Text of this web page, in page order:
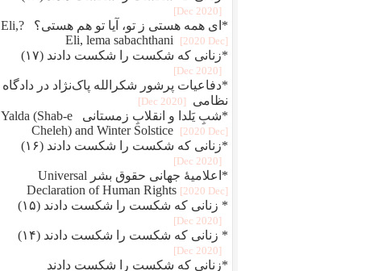
[2020 Dec]
*ای همه هستی ز تو، آیا تو هم هستی؟ ?Eli,
Eli, lema sabachthani
[2020 Dec]
*زنانی که شکست را شکست دادند (۱۷)
[2020 Dec]
*دفاعيات پرشور شکرالله پاک‌نژاد در دادگاه
نظامی
[2020 Dec]
*شبِ یَلدا و انقلابِ زمستانی Yalda (Shab-e
Cheleh) and Winter Solstice
[2020 Dec]
*زنانی که شکست را شکست دادند (۱۶)
[2020 Dec]
*اعلامیهٔ جهانی حقوق بشر Universal
Declaration of Human Rights [2020 Dec]
* زنانی که شکست را شکست دادند (۱۵)
[2020 Dec]
* زنانی که شکست را شکست دادند (۱۴)
[2020 Dec]
*زنانی که شکست را شکست دادند